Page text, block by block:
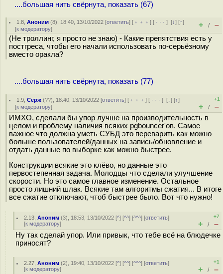
....большая нить свёрнута, показать (67)
1.8 ,Аноним (8), 18:40, 13/10/2022 [ответить] [ ﹢﹢﹢] [ · · ·][↓] [↑]
[к модератору] + / –
(Не троллинг, я просто не знаю) - Какие препятствия есть у
постгреса, чтобы его начали использовать по-серьёзному
вместо оракла?
....большая нить свёрнута, показать (77)
1.9 ,Серж (??), 18:40, 13/10/2022 [ответить] [ ﹢﹢﹢] [ · · ·][↓] [↑]
[к модератору]
+1
+ / –
ИМХО, сделали бы упор лучше на производительность в
целом и проблему наличия всяких pgbouncer'ов. Самое
важное что должна уметь СУБД это переварить как можно
больше пользователей/данных на запись/обновление и
отдать данные по выборке как можно быстрее.
Конструкции всякие это клёво, но данные это
первостепенная задача. Молодцы что сделали улучшение
скорости. Но это самое главное изменение. Остальное
просто лишний шлак. Всякие там алгоритмы сжатия... В итоге
все сжатие отключают, чтоб быстрее было. Вот что нужно!
2.13 ,Аноним (3), 18:53, 13/10/2022 [^] [^^] [^^^] [ответить]
[к модератору]
+7
+ / –
Ну так сделай упор. Или привык, что тебе всё на блюдечке
приносят?
2.27 ,Аноним (2), 19:40, 13/10/2022 [^] [^^] [^^^] [ответить]
[к модератору]
+1
+ / –